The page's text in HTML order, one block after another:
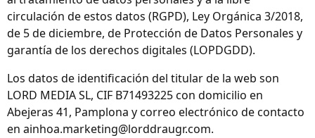
circulación de estos datos (RGPD), Ley Orgánica 3/2018,
de 5 de diciembre, de Protección de Datos Personales y
garantía de los derechos digitales (LOPDGDD).
Los datos de identificación del titular de la web son
LORD MEDIA SL, CIF B71493225 con domicilio en
Abejeras 41, Pamplona y correo electrónico de contacto
en ainhoa.marketing@lorddraugr.com.